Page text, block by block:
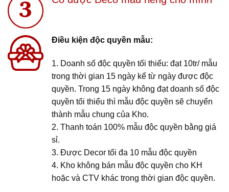
Điều kiện độc quyền mẫu:
1. Doanh số độc quyền tối thiểu: đạt 10tr/ mẫu
trong thời gian 15 ngày kể từ ngày được độc
quyền. Trong 15 ngày không đạt doanh số độc
quyền tối thiểu thì mẫu độc quyền sẽ chuyển
thành mẫu chung của Kho.
2. Thanh toán 100% mẫu độc quyền bằng giá
sỉ.
3. Được Decor tối đa 10 mẫu độc quyền
4. Kho không bán mẫu độc quyền cho KH
hoặc và CTV khác trong thời gian độc quyền.